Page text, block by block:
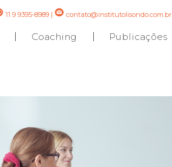
11 9 9395-8989 | contato@institutolisondo.com.br
Coaching Publicações